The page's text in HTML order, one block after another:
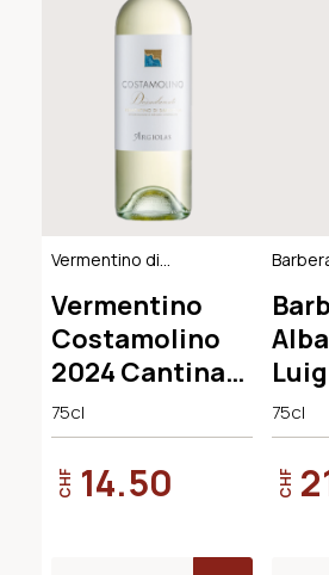
Vermentino di
Vermentino
Costamolino
2024 Cantina
Argiolas
75cl
CHF 14.50
75cl
CHF